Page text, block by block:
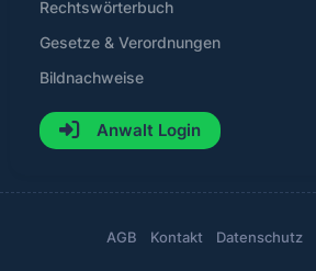
Rechtswörterbuch
Gesetze & Verordnungen
Bildnachweise
Anwalt Login
AGB Kontakt Datenschutz